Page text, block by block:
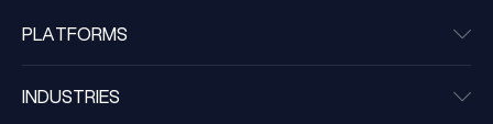
PLATFORMS
INDUSTRIES